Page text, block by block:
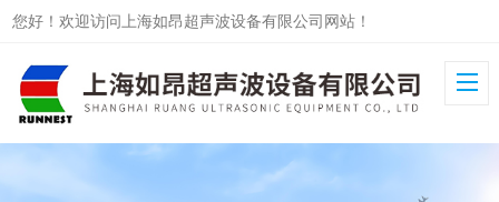
您好！欢迎访问上海如昂超声波设备有限公司网站！